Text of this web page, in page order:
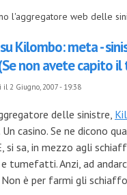
l'aggregatore web delle
Kilombo: meta -
non avete capito
il 2 Giugno, 2007 - 19:38
delle sinistre,
casino. Se ne dicono
si sa, in mezzo agli
tumefatti. Anzi, ad
Non è per farmi gli